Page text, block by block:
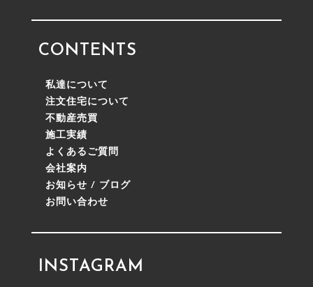
CONTENTS
私達について
注文住宅について
不動産売買
施工実績
よくあるご質問
会社案内
お知らせ / ブログ
お問い合わせ
INSTAGRAM